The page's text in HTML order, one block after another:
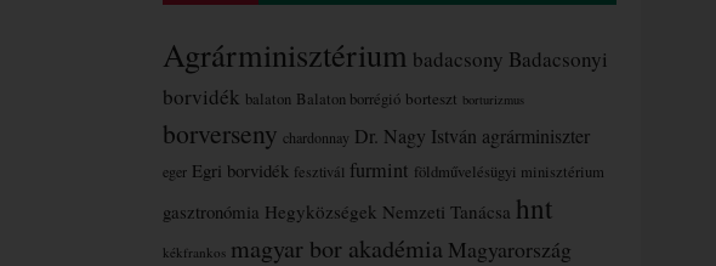
Agrárminisztérium badacsony Badacsonyi
borvidék balaton Balaton borrégió borteszt borturizmus
borverseny chardonnay Dr. Nagy István agrárminiszter
eger Egri borvidék fesztivál furmint földművelésügyi minisztérium
gasztronómia Hegyközségek Nemzeti Tanácsa hnt
kékfrankos magyar bor akadémia Magyarország